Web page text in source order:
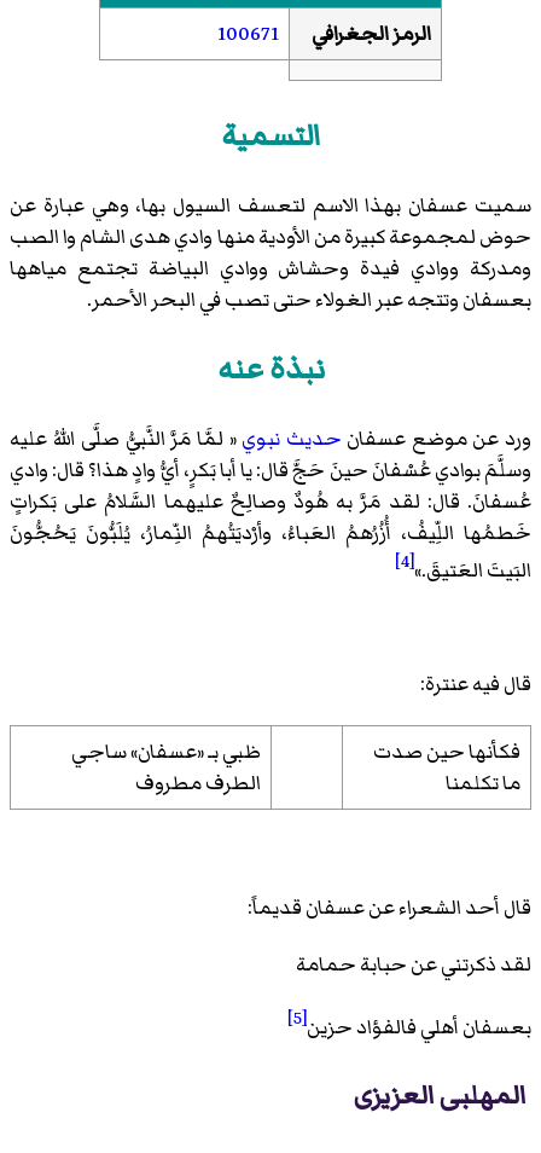
الرمز الجغرافي
100671
التسمية
سميت عسفان بهذا الاسم لتعسف السيول بها، وهي عبارة عن
حوض لمجموعة كبيرة من الأودية منها وادي هدى الشام وا الصب
ومدركة ووادي فيدة وحشاش ووادي البياضة تجتمع مياهها
بعسفان وتتجه عبر الغولاء حتى تصب في البحر الأحمر.
نبذة عنه
ورد عن موضع عسفان حديث نبوي« لمَّا مَرَّ النَّبيُّ صلَّى اللهُ عليه
وسلَّمَ بوادي عُسْفانَ حينَ حَجَّ قال: يا أبا بَكرٍ، أيُّ وادٍ هذا؟ قال: وادي
عُسفانَ. قال: لقد مَرَّ به هُودٌ وصالِحٌ عليهما السَّلامُ على بَكراتٍ
خَطمُها اللِّيفُ، أُزُرُهمُ العَباءُ، وأرْديَتُهمُ النِّمارُ، يُلَبُّونَ يَحُجُّونَ
البَيتَ العَتيقَ.»
[4]
قال فيه عنترة:
فكأنها حين صدت
ما تكلمنا
ظبي بـ «عسفان» ساجي
الطرف مطروف
قال أحد الشعراء عن عسفان قديماً:
لقد ذكرتني عن حبابة حمامة
بعسفان أهلي فالفؤاد حزين[5]
المهلبی العزیزی